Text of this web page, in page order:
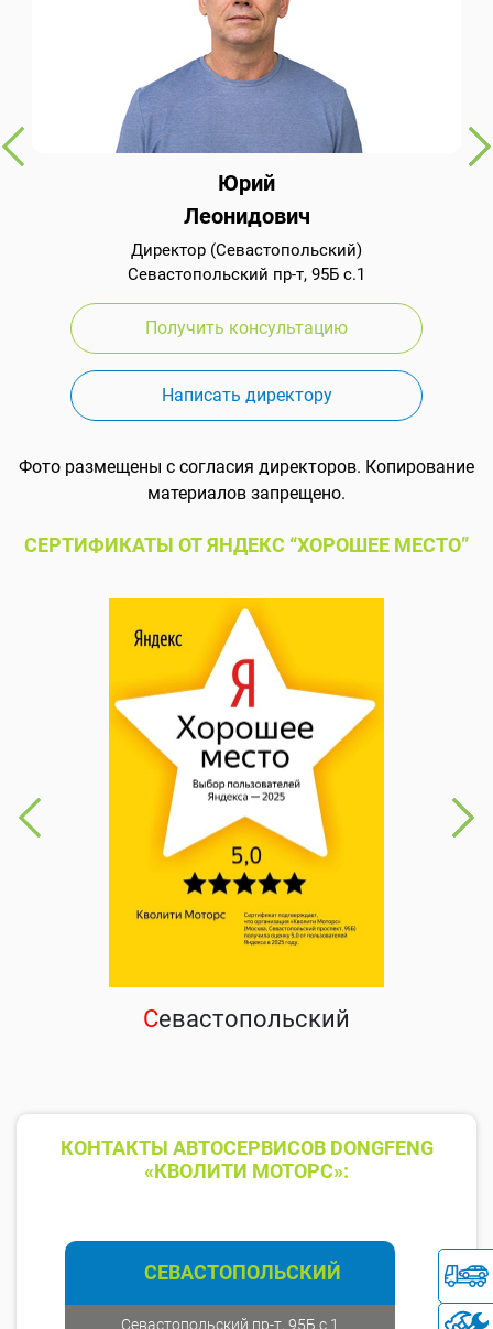
Юрий
Леонидович
Директор (Севастопольский)
Севастопольский пр-т, 95Б с.1
Получить консультацию
Написать директору
Фото размещены с согласия директоров. Копирование
материалов запрещено.
СЕРТИФИКАТЫ ОТ ЯНДЕКС “ХОРОШЕЕ МЕСТО”
Севастопольский
КОНТАКТЫ АВТОСЕРВИСОВ DONGFENG
«КВОЛИТИ МОТОРС»:
СЕВАСТОПОЛЬСКИЙ
Севастопольский пр-т, 95Б с.1